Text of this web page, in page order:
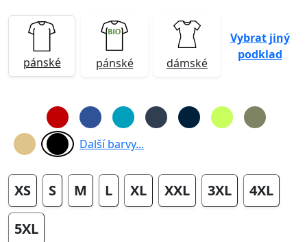
pánské pánské dámské
Vybrat jiný
podklad
Další barvy...
XS S M L XL XXL 3XL 4XL
5XL